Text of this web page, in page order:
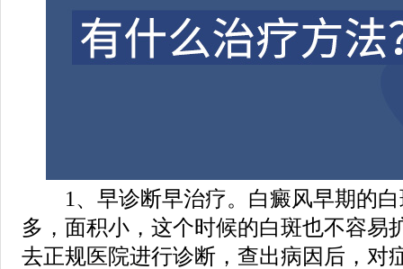
1、早诊断早治疗。白癜风早期的白
多，面积小，这个时候的白斑也不容易
去正规医院进行诊断，查出病因后，对